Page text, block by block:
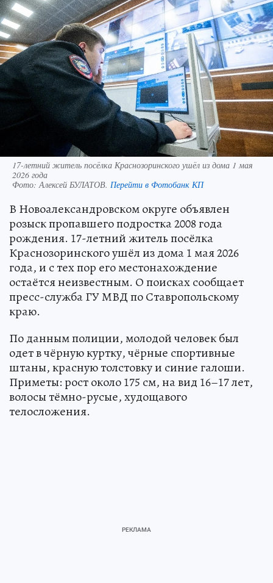
17-летний житель посёлка Краснозоринского ушёл из дома 1 мая
2026 года
Фото: Алексей БУЛАТОВ. Перейти в Фотобанк КП
В Новоалександровском округе объявлен
розыск пропавшего подростка 2008 года
рождения. 17-летний житель посёлка
Краснозоринского ушёл из дома 1 мая 2026
года, и с тех пор его местонахождение
остаётся неизвестным. О поисках сообщает
пресс-служба ГУ МВД по Ставропольскому
краю.
По данным полиции, молодой человек был
одет в чёрную куртку, чёрные спортивные
штаны, красную толстовку и синие галоши.
Приметы: рост около 175 см, на вид 16–17 лет,
волосы тёмно-русые, худощавого
телосложения.